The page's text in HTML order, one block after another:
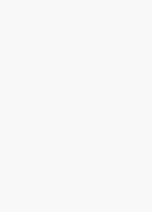
an einzelnen
bbq) und
GARTENS (3. und
sehen sein.
auch Ausstellern
Testfläche für
Save the dates: